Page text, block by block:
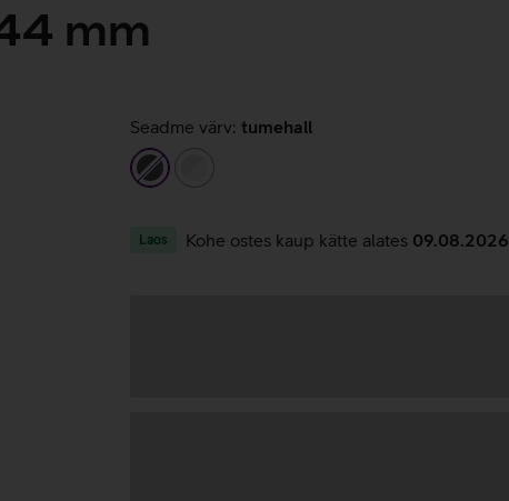
mm
Seadme värv: tumehall
tumehall
Laos Kohe ostes kaup kätte alates 09.08.2026